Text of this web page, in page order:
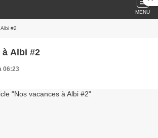
MENU
#2
à Albi #2
06:23